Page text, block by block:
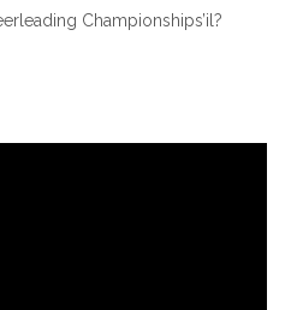
Championships’il?